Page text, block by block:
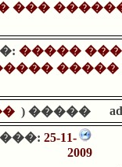
���
�����
�����
����� (
25-11-
2009